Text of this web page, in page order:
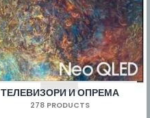
ТЕЛЕВИЗОРИ И ОПРЕМА
278 PRODUCTS